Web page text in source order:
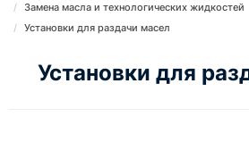
Замена масла и технологических жидкостей
Установки для раздачи масел
Установки для